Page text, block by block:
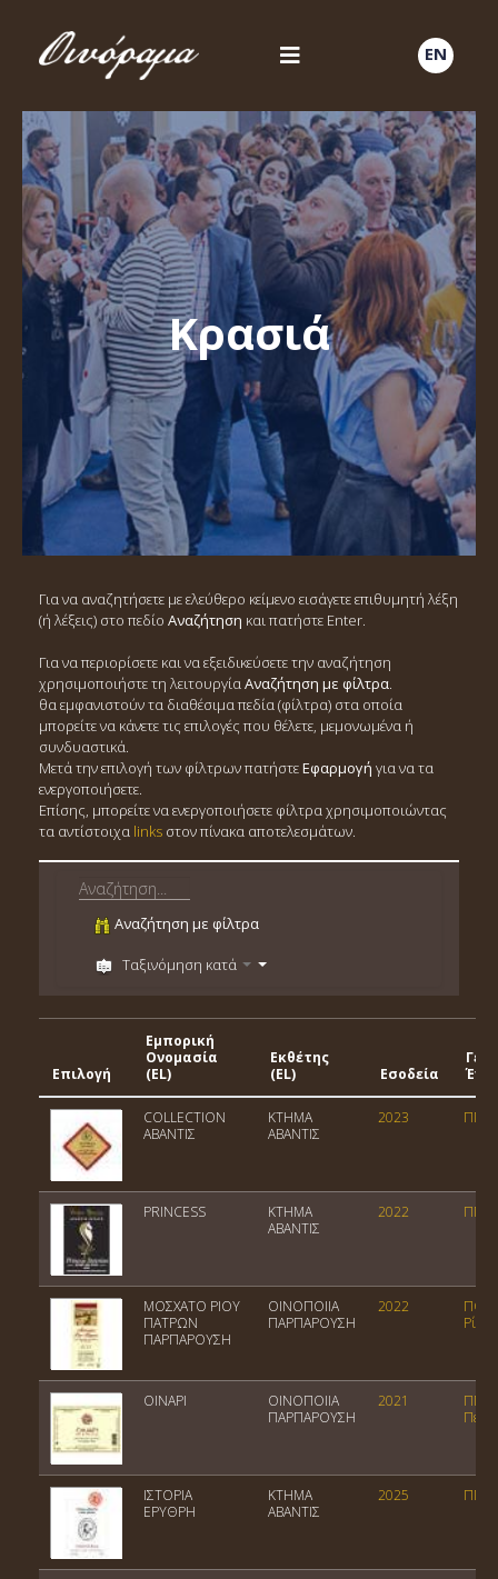
EN
Κρασιά
Για να αναζητήσετε με ελεύθερο κείμενο εισάγετε επιθυμητή λέξη
(ή λέξεις) στο πεδίο Αναζήτηση και πατήστε Enter.
Για να περιορίσετε και να εξειδικεύσετε την αναζήτηση
χρησιμοποιήστε τη λειτουργίαΑναζήτηση με φίλτρα.
θα εμφανιστούν τα διαθέσιμα πεδία (φίλτρα) στα οποία
μπορείτε να κάνετε τις επιλογές που θέλετε, μεμονωμένα ή
συνδυαστικά.
Μετά την επιλογή των φίλτρων πατήστεΕφαρμογή για να τα
ενεργοποιήσετε.
Επίσης, μπορείτε να ενεργοποιήσετε φίλτρα χρησιμοποιώντας
τα αντίστοιχα links στον πίνακα αποτελεσμάτων.
Αναζήτηση με φίλτρα
Ταξινόμηση κατά
Επιλογή
Εμπορική
Ονομασία
(EL)
Εκθέτης
(EL)
Εσοδεία
COLLECTION
ΑΒΑΝΤΙΣ
ΚΤΗΜΑ
ΑΒΑΝΤΙΣ
2023 ΠΓΕ
PRINCESS
ΚΤΗΜΑ
ΑΒΑΝΤΙΣ
2022 ΠΓΕ
ΜΟΣΧΑΤΟ ΡΙΟΥ
ΠΑΤΡΩΝ
ΠΑΡΠΑΡΟΥΣΗ
ΟΙΝΟΠΟΙΙΑ
ΠΑΡΠΑΡΟΥΣΗ
2022
ΠΟΠ
Ρίου
ΟΙΝΑΡΙ
ΟΙΝΟΠΟΙΙΑ
ΠΑΡΠΑΡΟΥΣΗ
2021
ΠΓΕ
ΙΣΤΟΡΙΑ
ΕΡΥΘΡΗ
ΚΤΗΜΑ
ΑΒΑΝΤΙΣ
2025 ΠΓΕ